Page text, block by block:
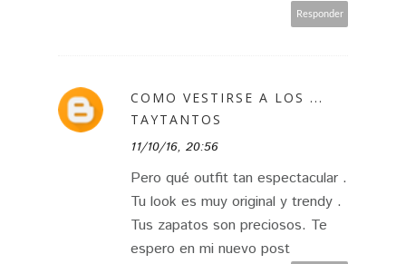
Responder
COMO VESTIRSE A LOS ...
TAYTANTOS
11/10/16, 20:56
Pero qué outfit tan espectacular .
Tu look es muy original y trendy .
Tus zapatos son preciosos. Te
espero en mi nuevo post